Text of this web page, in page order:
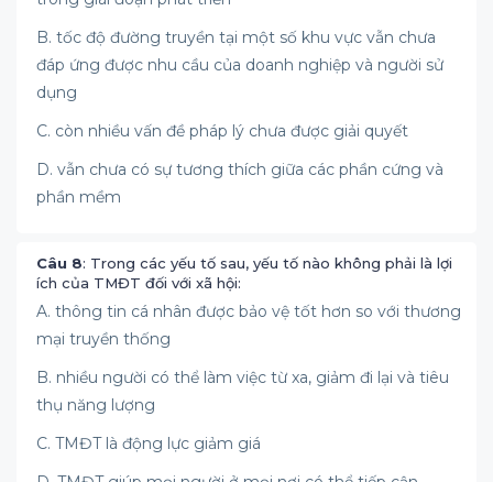
B. tốc độ đường truyền tại một số khu vực vẫn chưa
đáp ứng được nhu cầu của doanh nghiệp và người sử
dụng
C. còn nhiều vấn đề pháp lý chưa được giải quyết
D. vẫn chưa có sự tương thích giữa các phần cứng và
phần mềm
Câu 8: Trong các yếu tố sau, yếu tố nào không phải là lợi
ích của TMĐT đối với xã hội:
A. thông tin cá nhân được bảo vệ tốt hơn so với thương
mại truyền thống
B. nhiều người có thể làm việc từ xa, giảm đi lại và tiêu
thụ năng lượng
C. TMĐT là động lực giảm giá